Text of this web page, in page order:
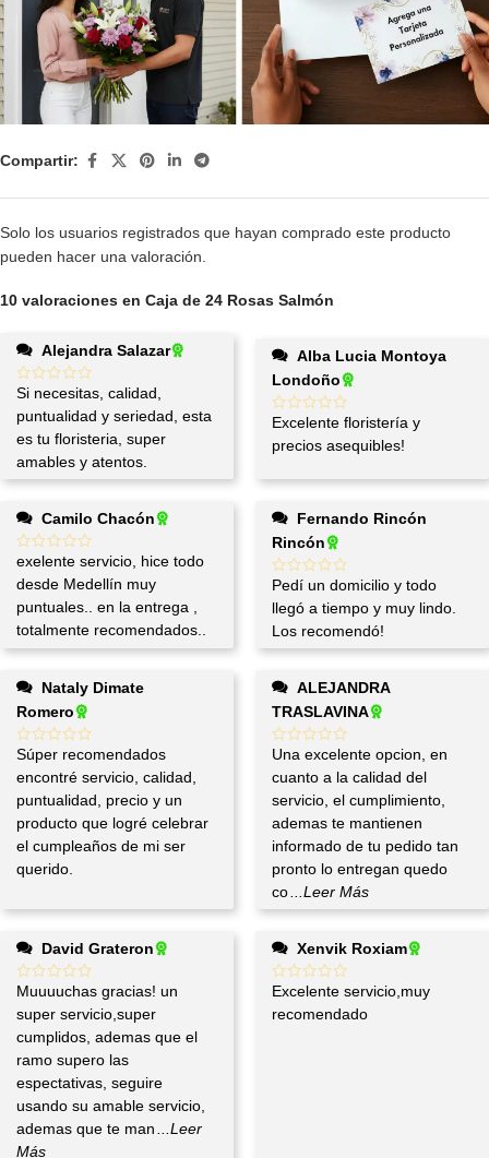
Compartir:
10 valoraciones en Caja de 24 Rosas Salmón
Alejandra Salazar
Si necesitas, calidad,
puntualidad y seriedad, esta
es tu floristeria, super
amables y atentos.
Londoño
Excelente floristería y
precios asequibles!
Camilo Chacón
exelente servicio, hice todo
desde Medellín muy
puntuales.. en la entrega ,
totalmente recomendados..
Rincón
Pedí un domicilio y todo
llegó a tiempo y muy lindo.
Los recomendó!
Romero
Súper recomendados
encontré servicio, calidad,
puntualidad, precio y un
producto que logré celebrar
el cumpleaños de mi ser
querido.
TRASLAVINA
Una excelente opcion, en
cuanto a la calidad del
servicio, el cumplimiento,
ademas te mantienen
informado de tu pedido tan
pronto lo entregan quedo
co
...Leer Más
David Grateron
Muuuuchas gracias! un
super servicio,super
cumplidos, ademas que el
ramo supero las
espectativas, seguire
usando su amable servicio,
ademas que te man
...Leer
Más
Xenvik Roxiam
Excelente servicio,muy
recomendado
Solo los usuarios registrados que hayan comprado este producto
pueden hacer una valoración.